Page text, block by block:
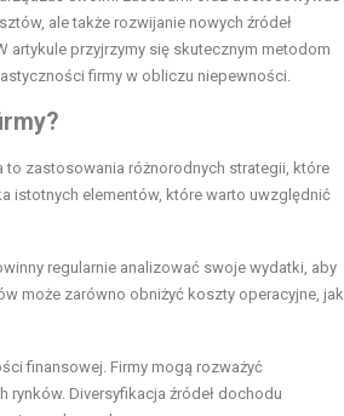
ale także rozwijanie nowych źródeł
artykule przyjrzymy się skutecznym metodom
firmy w obliczu niepewności.
zastosowania różnorodnych strategii, które
istotnych elementów, które warto uwzględnić
regularnie analizować swoje wydatki, aby
może zarówno obniżyć koszty operacyjne, jak
finansowej. Firmy mogą rozważyć
Diversyfikacja źródeł dochodu